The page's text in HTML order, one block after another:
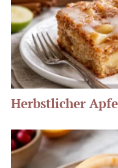
Herbstlicher